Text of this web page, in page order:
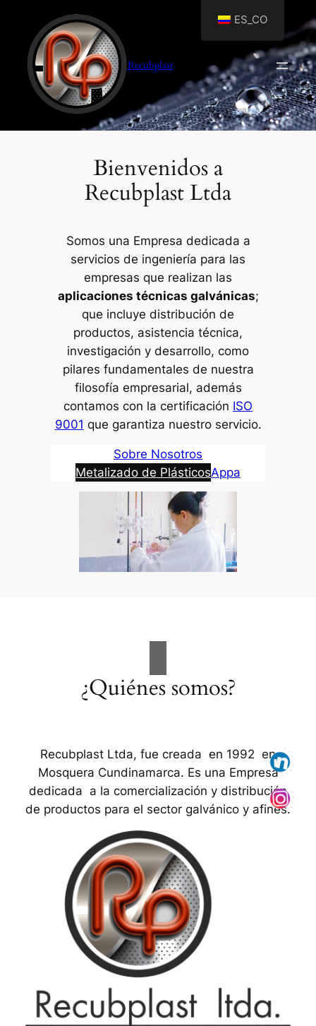
contenido
Recubplast
Bienvenidos a
Recubplast Ltda
Somos una Empresa dedicada a
servicios de ingeniería para las
empresas que realizan las
aplicaciones técnicas galvánicas;
que incluye distribución de
productos, asistencia técnica,
investigación y desarrollo, como
pilares fundamentales de nuestra
filosofía empresarial, además
contamos con la certificación ISO
9001 que garantiza nuestro servicio.
Sobre Nosotros
Metalizado de PlásticosAppa
¿Quiénes somos?
Recubplast Ltda, fue creada en 1992 en
Mosquera Cundinamarca. Es una Empresa
dedicada a la comercialización y distribución
de productos para el sector galvánico y afines.
ES_CO